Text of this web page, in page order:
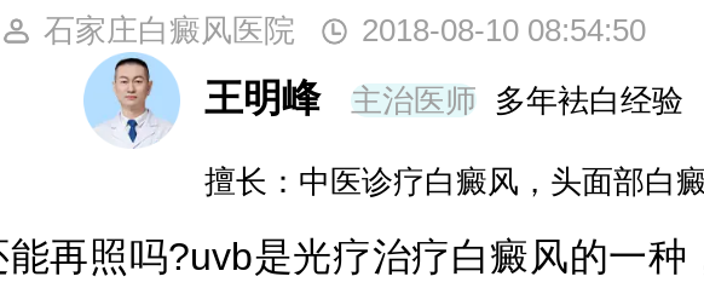
石家庄白癜风医院 2018-08-10 08:54:50
王明峰 主治医师 多年袪白经验
擅长：中医诊疗白癜风，头面部白
照吗?uvb是光疗治疗白癜风的一种